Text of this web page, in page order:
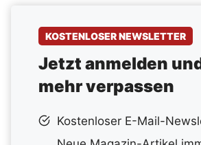
KOSTENLOSER NEWSLETTER
Jetzt anmelden
mehr verpassen
Kostenloser E-Mail-